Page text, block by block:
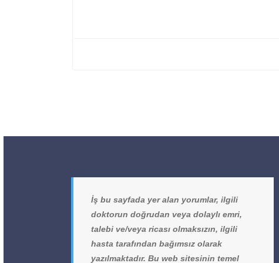
İş bu sayfada yer alan yorumlar, ilgili
doktorun doğrudan veya dolaylı emri,
talebi ve/veya ricası olmaksızın, ilgili
hasta tarafından bağımsız olarak
yazılmaktadır. Bu web sitesinin temel